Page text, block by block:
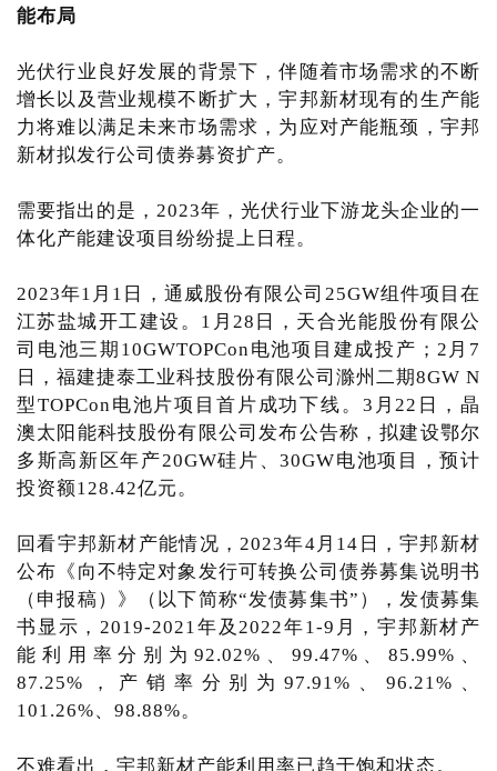
能布局
光伏行业良好发展的背景下，伴随着市场需求的不断
增长以及营业规模不断扩大，宇邦新材现有的生产能
力将难以满足未来市场需求，为应对产能瓶颈，宇邦
新材拟发行公司债券募资扩产。
需要指出的是，2023年，光伏行业下游龙头企业的一
体化产能建设项目纷纷提上日程。
2023年1月1日，通威股份有限公司25GW组件项目在
江苏盐城开工建设。1月28日，天合光能股份有限公
司电池三期10GWTOPCon电池项目建成投产；2月7
日，福建捷泰工业科技股份有限公司滁州二期8GW N
型TOPCon电池片项目首片成功下线。3月22日，晶
澳太阳能科技股份有限公司发布公告称，拟建设鄂尔
多斯高新区年产20GW硅片、30GW电池项目，预计
投资额128.42亿元。
回看宇邦新材产能情况，2023年4月14日，宇邦新材
公布《向不特定对象发行可转换公司债券募集说明书
（申报稿）》（以下简称“发债募集书”），发债募集
书显示，2019-2021年及2022年1-9月，宇邦新材产
能利用率分别为92.02%、99.47%、85.99%、
87.25%，产销率分别为97.91%、96.21%、
101.26%、98.88%。
不难看出，宇邦新材产能利用率已趋于饱和状态。